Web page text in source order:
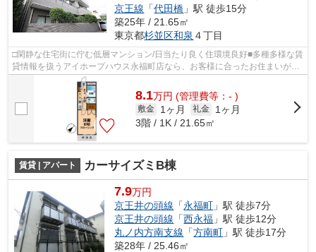
京王線 「代田橋 」駅 徒歩15分
築25年 / 21.65㎡
東京都杉並区和泉 ４丁目
□閑静な住宅街に佇む低層マンション/日当たり良く住環境良好■多種多様な賃
貸情報を扱うアイホープハウス永福町店なら、お客様に合ったお住まいがき
っと見つかります。お電話03-3327-77...
8.1万円 (管理費等：- )
敷金 1ヶ月 礼金
1ヶ月
3階 / 1K / 21.65㎡
賃貸 | アパート カーサイズミB棟
7.9万円
京王井の頭線 「永福町 」駅 徒歩7分
京王井の頭線 「西永福 」駅 徒歩12分
丸ノ内方南支線 「方南町 」駅 徒歩17分
築28年 / 25.46㎡